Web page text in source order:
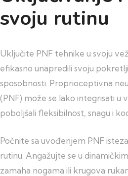
svoju rutinu
Uključite PNF tehnike u svoju
efikasno unapredili svoju
sposobnosti. Proprioceptivna
(PNF) može se lako integrisati u
poboljšali fleksibilnost, snagu i
Počnite sa uvođenjem PNF
rutinu. Angažujte se u
zamaha nogama ili krugova